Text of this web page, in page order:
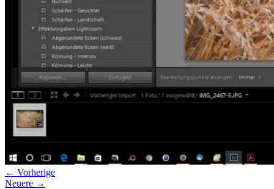
← Vorherige
Neuere →
Blogparade Blumen design DIY
Farben Filter Fotoprojekt Frühling Getestet
Gewinner Herbst Interview
Kreativität
Lightroom lightroom tipps Makro Monochrom
Produkttest S-/W Schnee Schwarz-Weiß SEO Sommer
Stockfotografie Streetfotografie TopDogs
Verlosung